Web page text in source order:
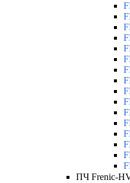
ПЧ Frenic-